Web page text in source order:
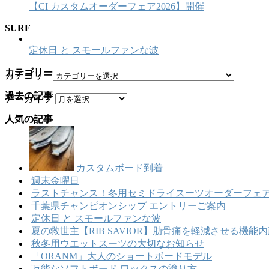
【CI カスタムオーダーフェア2026】開催
SURF
定休日 と スモールファンな波
カテゴリー
カテゴリー
過去の記事
アーカイブ
人気の記事
カスタムボード到着
週末金曜日
ラストチャンス！冬用セミドライスーツオーダーフェ
千葉県チャンピオンシップ エントリーご案内
定休日 と スモールファンな波
夏の救世主【RIB SAVIOR】肋骨痛を軽減させる機能
秋冬用ウエットスーツの大切なお知らせ
「ORANM」大人のショートボードモデル